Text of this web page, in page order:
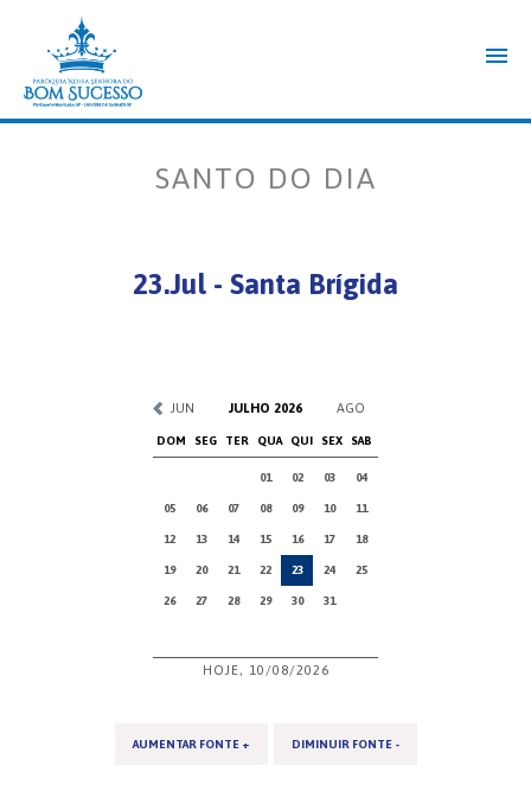
SANTO DO DIA
23.Jul - Santa Brígida
JUN JULHO 2026 AGO
DOM SEG TER QUA QUI SEX SAB
01 02 03 04
05 06 07 08 09 10 11
12 13 14 15 16 17 18
19 20 21 22 23 24 25
26 27 28 29 30 31
HOJE, 10/08/2026
AUMENTAR FONTE + DIMINUIR FONTE -